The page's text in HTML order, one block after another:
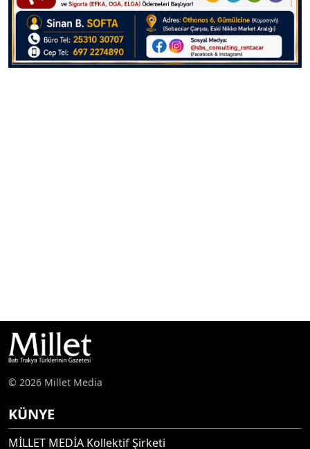
© 2026 Millet Media
KÜNYE
MİLLET MEDİA Kollektif Şirketi